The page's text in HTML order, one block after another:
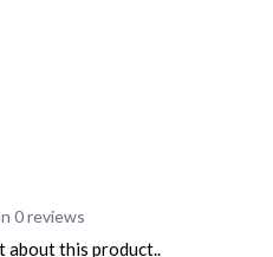
0 reviews
about this product..